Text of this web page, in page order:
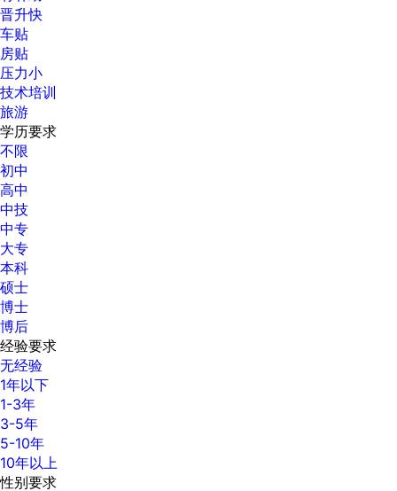
晋升快
车贴
房贴
压力小
技术培训
旅游
学历要求
不限
初中
高中
中技
中专
大专
本科
硕士
博士
博后
经验要求
无经验
1年以下
1-3年
3-5年
5-10年
10年以上
性别要求